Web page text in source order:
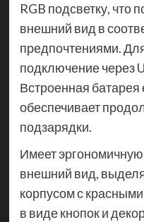
RGB подсветку, что
внешний вид в
предпочтениями.
подключение через
Встроенная
обеспечивает
подзарядки.
Имеет
внешний вид,
корпусом с
в виде кнопок и